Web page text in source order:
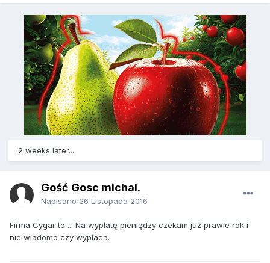
2 weeks later...
Gość Gosc michal.
Napisano 26 Listopada 2016
Firma Cygar to ... Na wypłatę pieniędzy czekam już prawie rok i
nie wiadomo czy wypłaca.